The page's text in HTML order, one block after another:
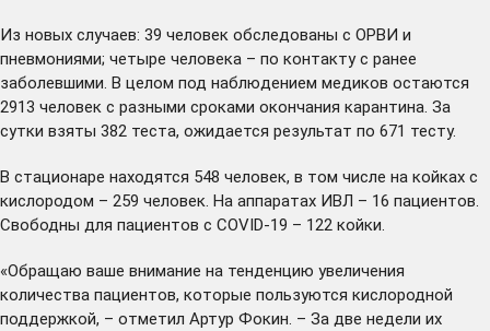
Из новых случаев: 39 человек обследованы с ОРВИ и
пневмониями; четыре человека – по контакту с ранее
заболевшими. В целом под наблюдением медиков остаются
2913 человек с разными сроками окончания карантина. За
сутки взяты 382 теста, ожидается результат по 671 тесту.
В стационаре находятся 548 человек, в том числе на койках с
кислородом – 259 человек. На аппаратах ИВЛ – 16 пациентов.
Свободны для пациентов с COVID-19 – 122 койки.
«Обращаю ваше внимание на тенденцию увеличения
количества пациентов, которые пользуются кислородной
поддержкой, – отметил Артур Фокин. – За две недели их